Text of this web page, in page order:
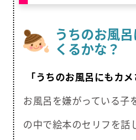
うちのお風
くるかな？
「うちのお風呂にもカ
お風呂を嫌がっている子
の中で絵本のセリフを話